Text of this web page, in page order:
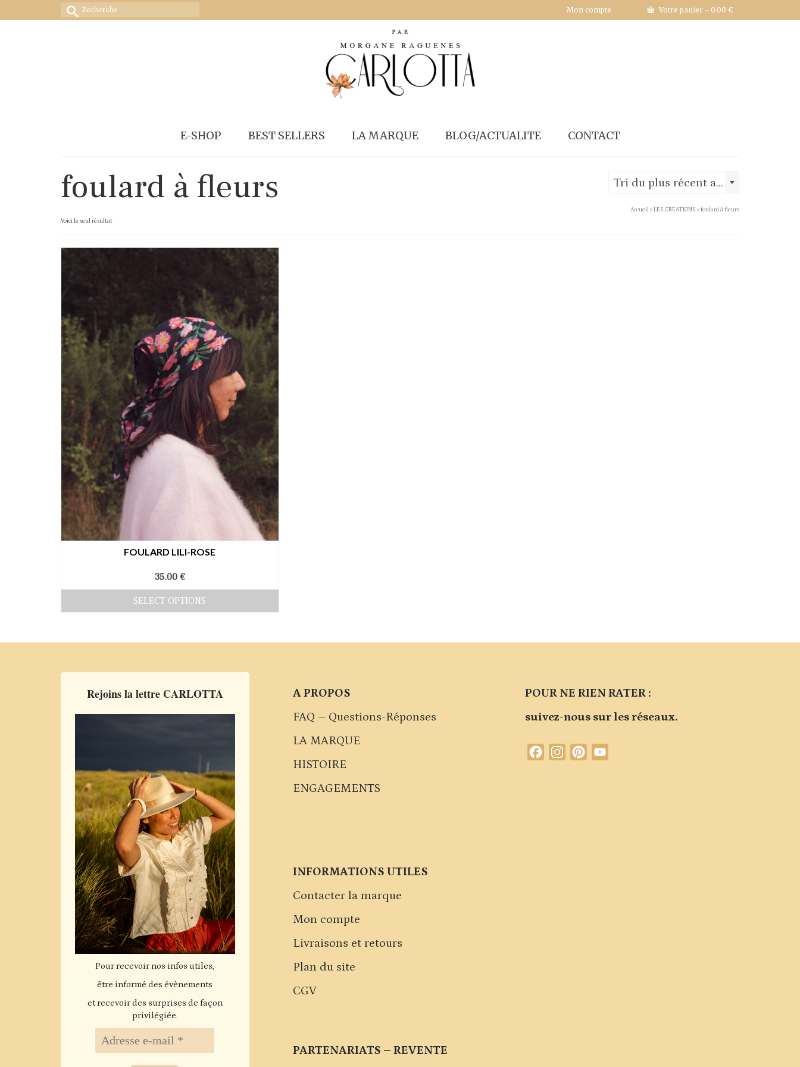
Mon compte Votre panier - 0.00 €
Rechercher :
E-SHOP BEST SELLERS LA MARQUE BLOG/ACTUALITE CONTACT
foulard à fleurs
Voici le seul résultat
Tri du plus récent au plus ancien
Accueil»LES CREATIONS »foulard à fleurs
FOULARD LILI-ROSE
35.00 €
SELECT OPTIONS
Rejoins la lettre CARLOTTA
Pour recevoir nos infos utiles,
être informé des évènements
et recevoir des surprises de façon
privilégiée.
A PROPOS
FAQ – Questions-Réponses
LA MARQUE
HISTOIRE
ENGAGEMENTS
INFORMATIONS UTILES
Contacter la marque
Mon compte
Livraisons et retours
Plan du site
CGV
PARTENARIATS – REVENTE
POUR NE RIEN RATER :
suivez-nous sur les réseaux.
FacebookInstagramPinterest